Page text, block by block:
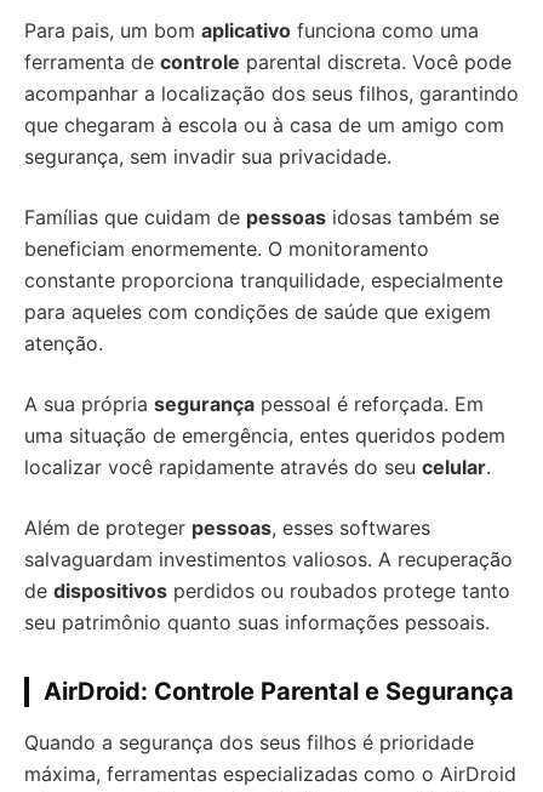
Para pais, um bom aplicativo funciona como uma
ferramenta de controle parental discreta. Você pode
acompanhar a localização dos seus filhos, garantindo
que chegaram à escola ou à casa de um amigo com
segurança, sem invadir sua privacidade.
Famílias que cuidam de pessoas idosas também se
beneficiam enormemente. O monitoramento
constante proporciona tranquilidade, especialmente
para aqueles com condições de saúde que exigem
atenção.
A sua própria segurança pessoal é reforçada. Em
uma situação de emergência, entes queridos podem
localizar você rapidamente através do seu celular.
Além de proteger pessoas, esses softwares
salvaguardam investimentos valiosos. A recuperação
de dispositivos perdidos ou roubados protege tanto
seu patrimônio quanto suas informações pessoais.
AirDroid: Controle Parental e Segurança
Quando a segurança dos seus filhos é prioridade
máxima, ferramentas especializadas como o AirDroid